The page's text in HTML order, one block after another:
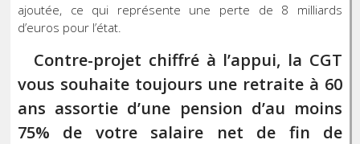
ajoutée, ce qui représente une perte de 8 milliards
d’euros pour l’état.
Contre-projet chiffré à l’appui, la CGT
vous souhaite toujours une retraite à 60
ans assortie d’une pension d’au moins
75% de votre salaire net de fin de